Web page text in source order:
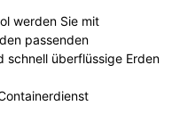
werden Sie mit
passenden
schnell überflüssige Erden